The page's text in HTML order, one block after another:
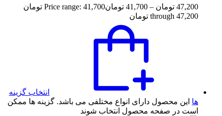
47,200 تومان –
41,700 تومان
Price range: 41,700 تومان
through 47,200 تومان
انتخاب گزینه
ها این محصول دارای انواع مختلفی می باشد. گزینه ها ممکن
است در صفحه محصول انتخاب شوند